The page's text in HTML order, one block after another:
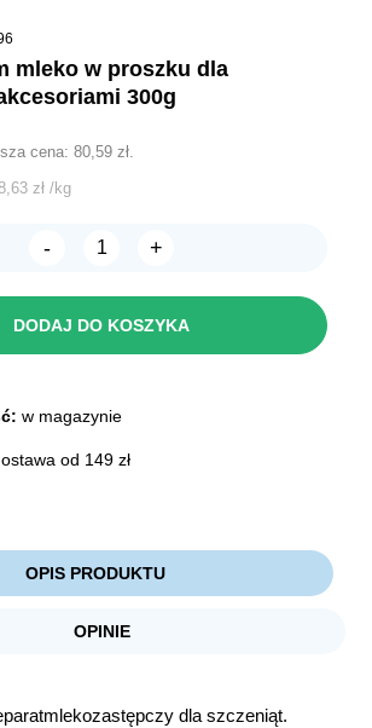
300g
cena:80,59zł.
zł /kg
-
ilość
proszku
300g
+
DODAJ DO KOSZYKA
w magazynie
od 149 zł
OPIS PRODUKTU
OPINIE
dla szczeniąt.